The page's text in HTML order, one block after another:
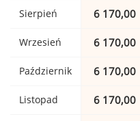
Sierpień 6 170,00
Wrzesień 6 170,00
Październik 6 170,00
Listopad 6 170,00